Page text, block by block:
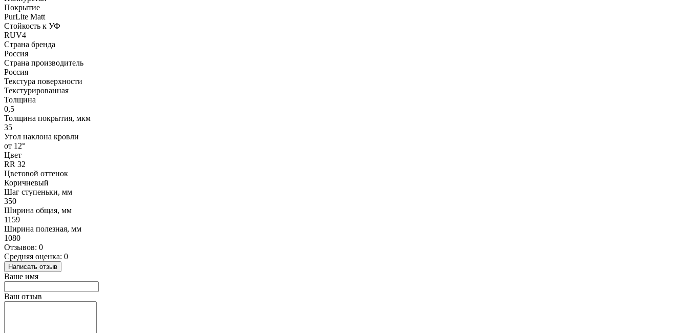
Покрытие
PurLite Matt
Стойкость к УФ
RUV4
Страна бренда
Россия
Страна производитель
Россия
Текстура поверхности
Текстурированная
Толщина
0,5
Толщина покрытия, мкм
35
Угол наклона кровли
от 12°
Цвет
RR 32
Цветовой оттенок
Коричневый
Шаг ступеньки, мм
350
Ширина общая, мм
1159
Ширина полезная, мм
1080
Отзывов: 0
Средняя оценка: 0
Написать отзыв
Ваше имя
Ваш отзыв